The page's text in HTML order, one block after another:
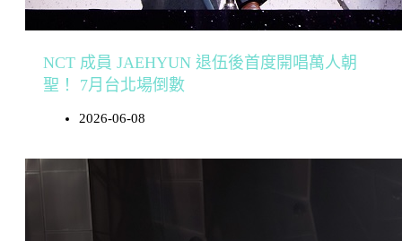
NCT 成員 JAEHYUN 退伍後首度開唱萬人朝
聖！ 7月台北場倒數
2026-06-08